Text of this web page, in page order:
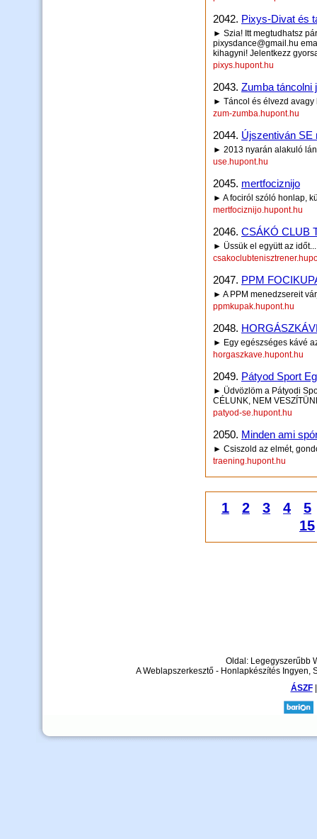
2042. Pixys-Divat és
► Szia! Itt megtudhatsz
pixysdance@gmail.hu
kihagyni! Jelentkezz
pixys.hupont.hu
2043. Zumba táncolni
► Táncol és élvezd avagy
zum-zumba.hupont.hu
2044. Újszentiván SE
► 2013 nyarán alakuló
use.hupont.hu
2045. mertfociznijo
► A fociról szóló honlap,
mertfociznijo.hupont.hu
2046. CSÁKÓ CLUB
► Üssük el együtt az időt...
2047. PPM
► A PPM menedzsereit
ppmkupak.hupont.hu
2048.
► Egy egészséges kávé
horgaszkave.hupont.hu
2049. Pátyod Sport
► Üdvözlöm a Pátyodi
CÉLUNK, NEM
patyod-se.hupont.hu
2050. Minden ami
► Csiszold az elmét,
traening.hupont.hu
1 2 3 4
5
15
Oldal: Legegyszerűbb
A Weblapszerkesztő - Honlapkészítés Ingyen,
ÁSZF